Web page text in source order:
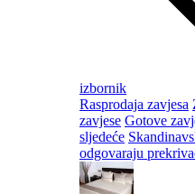
izbornik
Rasprodaja zavjesa
zavjese Gotove
sljedeće
odgovaraju